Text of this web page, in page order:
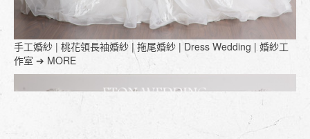
手工婚紗 | 桃花領長袖婚紗 | 拖尾婚紗 | Dress Wedding | 婚紗工
作室 ➔ MORE